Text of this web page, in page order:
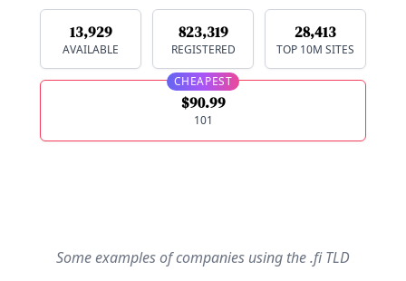
13,929
AVAILABLE
823,319
REGISTERED
28,413
TOP 10M SITES
CHEAPEST
$90.99
101
Some examples of companies using the .fi TLD